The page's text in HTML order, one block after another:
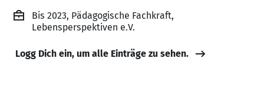
Bis 2023, Pädagogische Fachkraft,
Lebensperspektiven e.V.
Logg Dich ein, um alle Einträge zu sehen.